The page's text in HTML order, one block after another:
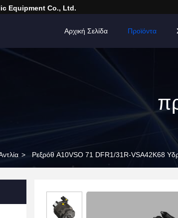
Equipment Co., Ltd.
Αρχική Σελίδα Προϊόντα
> Ρεξρόθ A10VSO 71 DFR1/31R-VSA42K68